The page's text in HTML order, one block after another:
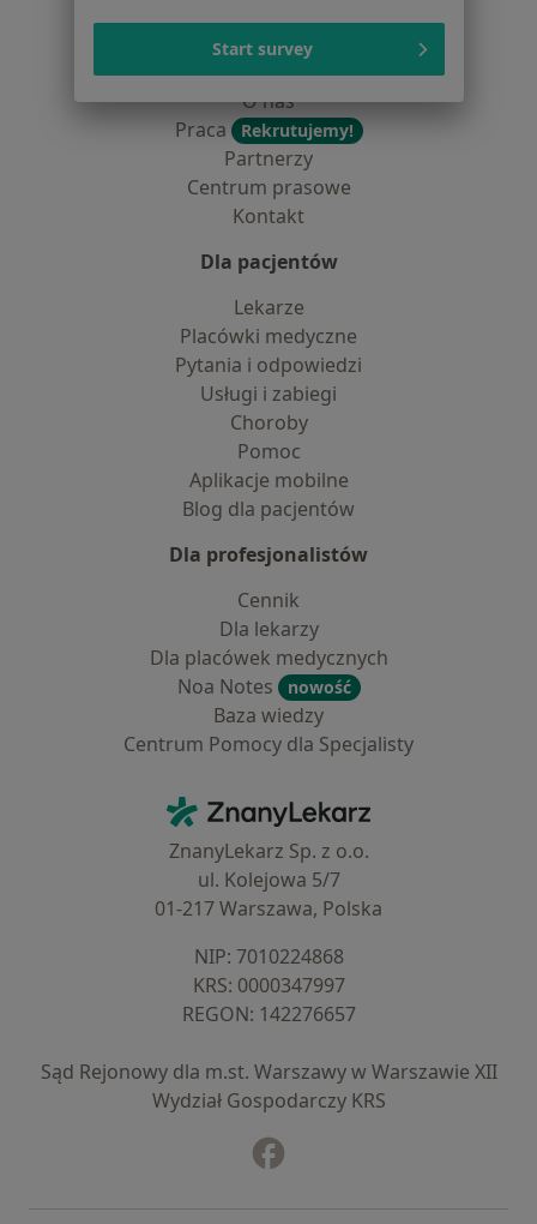
Jak działają wyniki wyszukiwania
Dostępność
O nas
Praca
Rekrutujemy!
Partnerzy
Centrum prasowe
Kontakt
Dla pacjentów
Lekarze
Placówki medyczne
Pytania i odpowiedzi
Usługi i zabiegi
Choroby
Pomoc
Aplikacje mobilne
Blog dla pacjentów
Dla profesjonalistów
Cennik
Dla lekarzy
Dla placówek medycznych
Noa Notes
nowość
Baza wiedzy
Centrum Pomocy dla Specjalisty
ZnanyLekarz - Strona główna
ZnanyLekarz Sp. z o.o.
ul. Kolejowa 5/7
01-217 Warszawa, Polska
NIP: ⁠7010224868
KRS: ⁠0000347997
REGON: ⁠142276657
Sąd Rejonowy dla m.st. Warszawy w Warszawie XII
Wydział Gospodarczy KRS
Start survey